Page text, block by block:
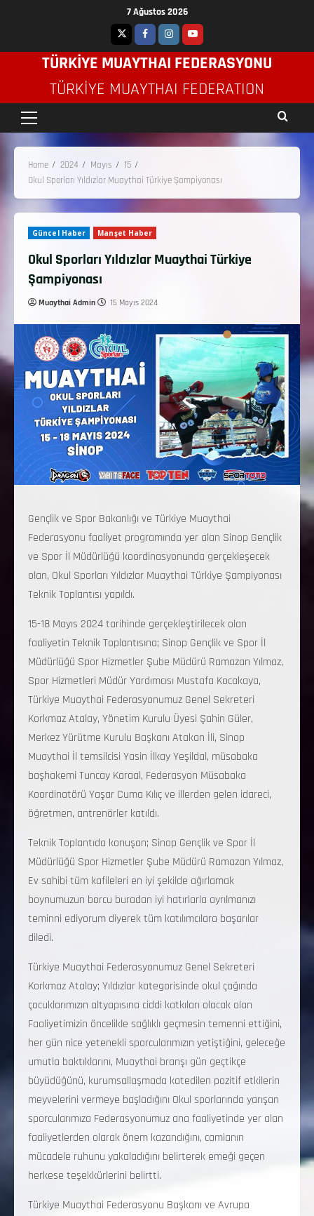
7 Ağustos 2026
TÜRKİYE MUAYTHAI FEDERASYONU
TÜRKIYE MUAYTHAI FEDERATION
Home 2024 Mayıs
15
Okul Sporları Yıldızlar Muaythai Türkiye Şampiyonası
Güncel Haber Manşet Haber
Okul Sporları Yıldızlar Muaythai Türkiye
Şampiyonası
Muaythai Admin 15 Mayıs 2024
Gençlik ve Spor Bakanlığı ve Türkiye Muaythai
Federasyonu faaliyet programında yer alan Sinop Gençlik
ve Spor İl Müdürlüğü koordinasyonunda gerçekleşecek
olan, Okul Sporları Yıldızlar Muaythai Türkiye Şampiyonası
Teknik Toplantısı yapıldı.
15-18 Mayıs 2024 tarihinde gerçekleştirilecek olan
faaliyetin Teknik Toplantısına; Sinop Gençlik ve Spor İl
Müdürlüğü Spor Hizmetler Şube Müdürü Ramazan Yılmaz,
Spor Hizmetleri Müdür Yardımcısı Mustafa Kocakaya,
Türkiye Muaythai Federasyonumuz Genel Sekreteri
Korkmaz Atalay, Yönetim Kurulu Üyesi Şahin Güler,
Merkez Yürütme Kurulu Başkanı Atakan İli, Sinop
Muaythai İl temsilcisi Yasin İlkay Yeşildal, müsabaka
başhakemi Tuncay Karaal, Federasyon Müsabaka
Koordinatörü Yaşar Cuma Kılıç ve illerden gelen idareci,
öğretmen, antrenörler katıldı.
Teknik Toplantıda konuşan; Sinop Gençlik ve Spor İl
Müdürlüğü Spor Hizmetler Şube Müdürü Ramazan Yılmaz,
Ev sahibi tüm kafileleri en iyi şekilde ağırlamak
boynumuzun borcu buradan iyi hatırlarla ayrılmanızı
teminni ediyorum diyerek tüm katılımcılara başarılar
diledi.
Türkiye Muaythai Federasyonumuz Genel Sekreteri
Korkmaz Atalay; Yıldızlar kategorisinde okul çağında
çocuklarımızın altyapısına ciddi katkıları olacak olan
Faaliyetimizin öncelikle sağlıklı geçmesin temenni ettiğini,
her gün nice yetenekli sporcularımızın yetiştiğini, geleceğe
umutla baktıklarını, Muaythai branşı gün geçtikçe
büyüdüğünü, kurumsallaşmada katedilen pozitif etkilerin
meyvelerini vermeye başladığını Okul sporlarında yarışan
sporcularımıza Federasyonumuz ana faaliyetinde yer alan
faaliyetlerden olarak önem kazandığını, camianın
mücadele ruhunu yakaladığını belirterek emeği geçen
herkese teşekkürlerini belirtti.
Türkiye Muaythai Federasyonu Başkanı ve Avrupa